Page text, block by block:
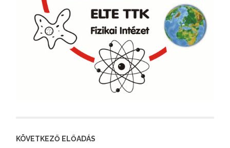
KÖVETKEZŐ ELŐADÁS